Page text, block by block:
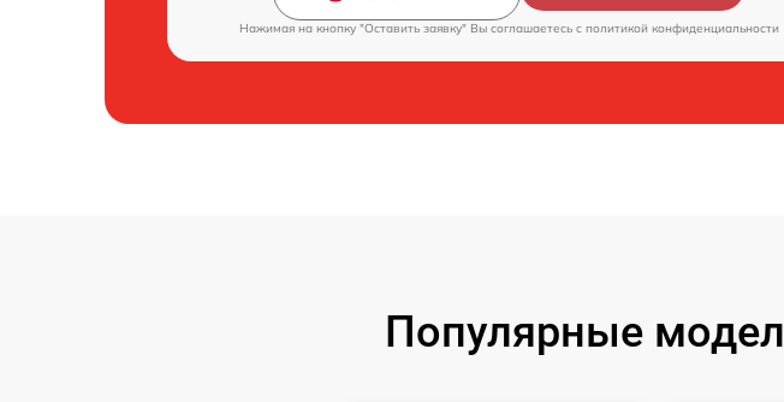
Нажимая на кнопку "Оставить заявку" Вы соглашаетесь c политикой конфиденциальности
Популярные